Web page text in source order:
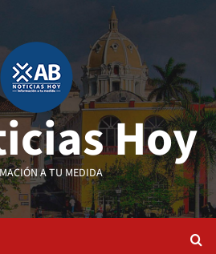
Hoy
A TU MEDIDA